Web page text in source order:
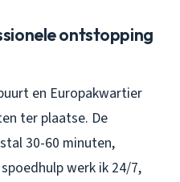
ontstopping
en Europakwartier
ter plaatse. De
30-60 minuten,
werk ik 24/7,